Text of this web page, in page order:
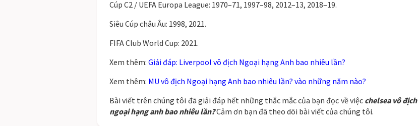
Cúp C2 / UEFA Europa League: 1970–71, 1997–98, 2012–13, 2018–19.
Siêu Cúp châu Âu: 1998, 2021.
FIFA Club World Cup: 2021.
Xem thêm: Giải đáp: Liverpool vô địch Ngoại hạng Anh bao nhiêu lần?
Xem thêm: MU vô địch Ngoại hạng Anh bao nhiêu lần? vào những năm nào?
Bài viết trên chúng tôi đã giải đáp hết những thắc mắc của bạn đọc về việc chelsea vô địch
ngoại hạng anh bao nhiêu lần?Cảm ơn bạn đã theo dõi bài viết của chúng tôi.